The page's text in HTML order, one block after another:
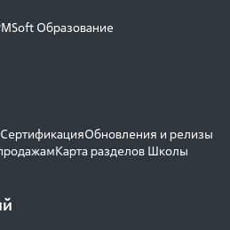
Образование
СертификацияОбновления и релизы
Карта разделов Школы